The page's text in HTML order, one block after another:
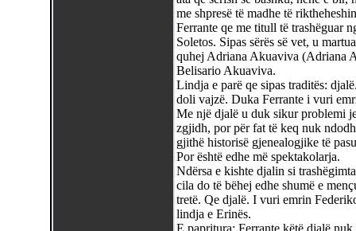
me shpresë të madhe të
Ferrante qe me titull të trashëguar
Soletos. Sipas sërës së vet, u
quhej Adriana Akuaviva (Adriana
Belisario Akuaviva.
Lindja e parë qe sipas traditës:
doli vajzë. Duka Ferrante i vuri
Me një djalë u duk sikur problemi
zgjidh, por për fat të keq nuk
gjithë historisë gjenealogjike të
Por është edhe më spektakolarja.
Ndërsa e kishte djalin si
cila do të bëhej edhe shumë e
tretë. Qe djalë. I vuri emrin
lindja e Erinës.
E papritura: Ferrante këtë djalë